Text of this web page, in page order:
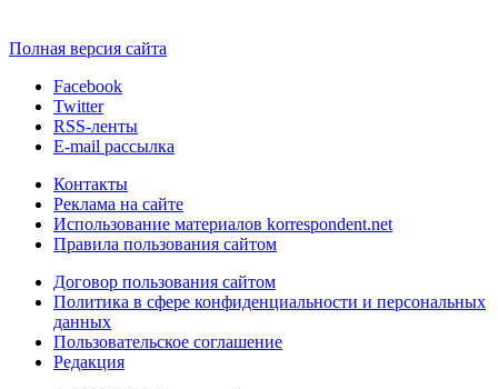
Полная версия сайта
Facebook
Twitter
RSS-ленты
E-mail рассылка
Контакты
Реклама на сайте
Использование материалов korrespondent.net
Правила пользования сайтом
Договор пользования сайтом
Политика в сфере конфиденциальности и персональных
данных
Пользовательское соглашение
Редакция